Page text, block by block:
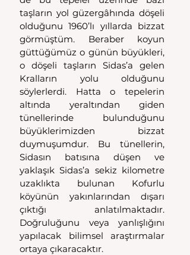
taşların yol güzergâhında döşeli
olduğunu 1960’lı yıllarda bizzat
görmüştüm. Beraber koyun
güttüğümüz o günün büyükleri,
o döşeli taşların Sidas’a gelen
Kralların yolu olduğunu
söylerlerdi. Hatta o tepelerin
altında yeraltından giden
tünellerinde bulunduğunu
büyüklerimizden bizzat
duymuşumdur. Bu tünellerin,
Sidasın batısına düşen ve
yaklaşık Sidas’a sekiz kilometre
uzaklıkta bulunan Kofurlu
köyünün yakınlarından dışarı
çıktığı anlatılmaktadır.
Doğruluğunu veya yanlışlığını
yapılacak bilimsel araştırmalar
ortaya çıkaracaktır.